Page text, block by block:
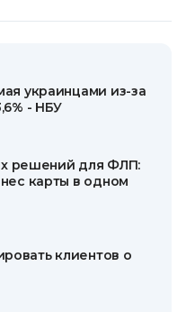
украинцами из-за
- НБУ
решений для ФЛП:
карты в одном
клиентов о